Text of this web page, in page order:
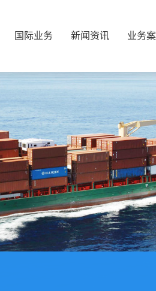
国际业务 新闻资讯 业务